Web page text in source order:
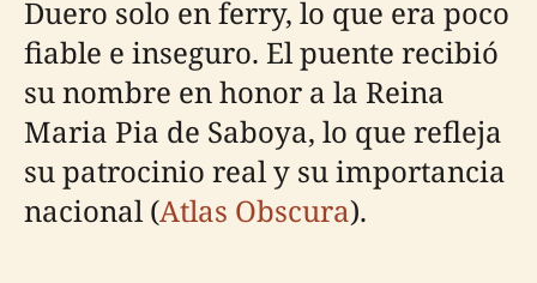
Duero solo en ferry, lo que era poco
fiable e inseguro. El puente recibió
su nombre en honor a la Reina
Maria Pia de Saboya, lo que refleja
su patrocinio real y su importancia
nacional (Atlas Obscura).